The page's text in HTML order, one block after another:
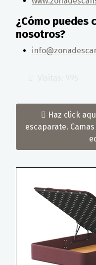
¿Cómo puedes
nosotros?
Haz click
escaparate.